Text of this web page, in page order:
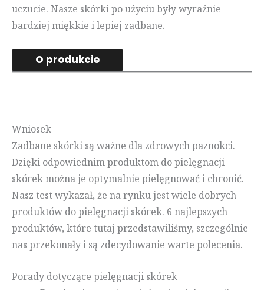
uczucie. Nasze skórki po użyciu były wyraźnie
bardziej miękkie i lepiej zadbane.
O produkcie
Wniosek
Zadbane skórki są ważne dla zdrowych paznokci.
Dzięki odpowiednim produktom do pielęgnacji
skórek można je optymalnie pielęgnować i chronić.
Nasz test wykazał, że na rynku jest wiele dobrych
produktów do pielęgnacji skórek. 6 najlepszych
produktów, które tutaj przedstawiliśmy, szczególnie
nas przekonały i są zdecydowanie warte polecenia.
Porady dotyczące pielęgnacji skórek